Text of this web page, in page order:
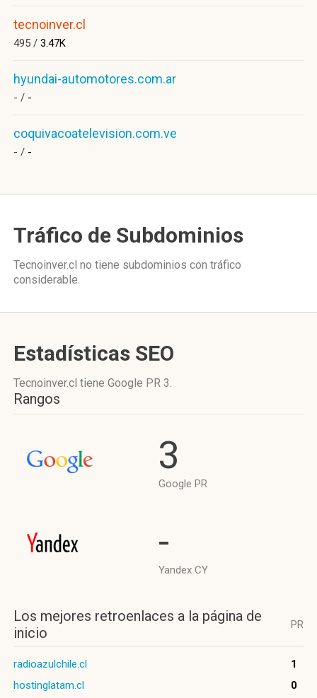
tecnoinver.cl
495 / 3.47K
hyundai-automotores.com.ar
- / -
coquivacoatelevision.com.ve
- / -
Tráfico de Subdominios
Tecnoinver.cl no tiene subdominios con tráfico
considerable.
Estadísticas SEO
Tecnoinver.cl tiene Google PR 3.
Rangos
3
Google PR
-
Yandex CY
Los mejores retroenlaces a la página de
inicio
PR
radioazulchile.cl
1
hostinglatam.cl
0